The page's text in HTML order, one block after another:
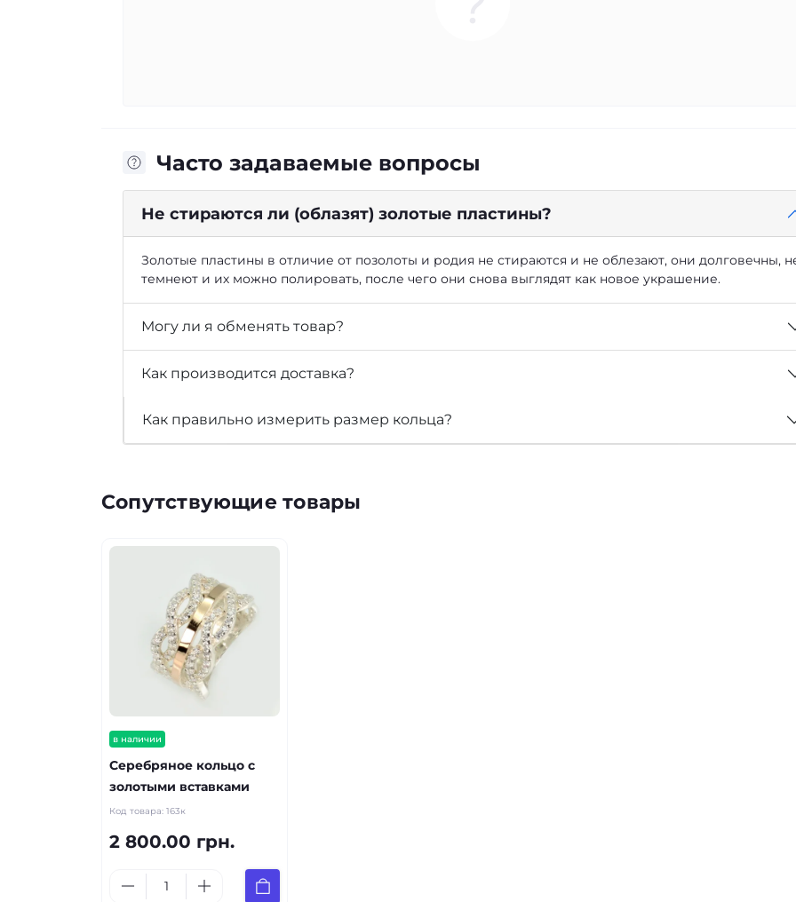
Часто задаваемые вопросы
Не стираются ли (облазят) золотые пластины?
Золотые пластины в отличие от позолоты и родия не стираются и не облезают, они долговечны,
темнеют и их можно полировать, после чего они снова выглядят как новое украшение.
Могу ли я обменять товар?
Как производится доставка?
Как правильно измерить размер кольца?
Сопутствующие товары
в наличии
Серебряное кольцо с
золотыми вставками
Код товара: 163к
2 800.00 грн.